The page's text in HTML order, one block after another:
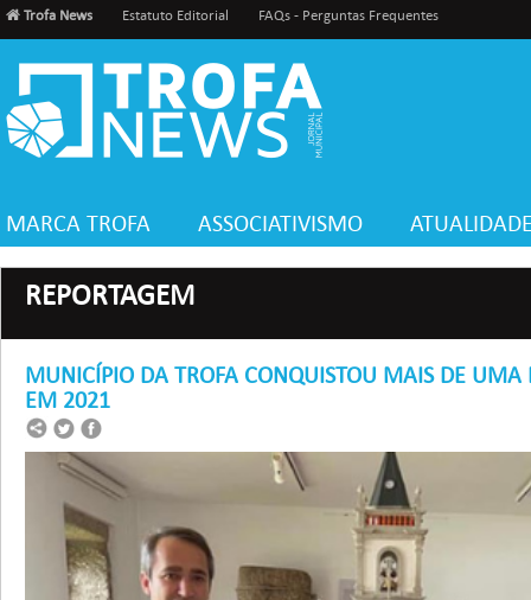
Trofa News Estatuto Editorial FAQs - Perguntas Frequentes
MARCA TROFA ASSOCIATIVISMO
REPORTAGEM
MUNICÍPIO DA TROFA CONQUISTOU MAIS DE UMA
EM 2021